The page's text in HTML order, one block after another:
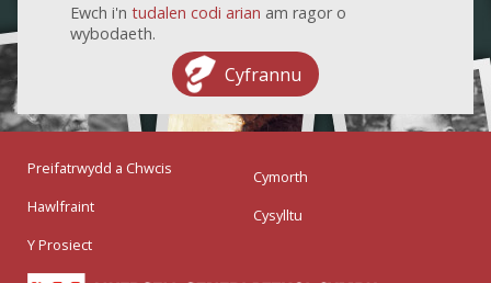
Ewch i'n tudalen codi arian am ragor o
wybodaeth.
Cyfrannu
Preifatrwydd a Chwcis
Hawlfraint
Y Prosiect
Cymorth
Cysylltu